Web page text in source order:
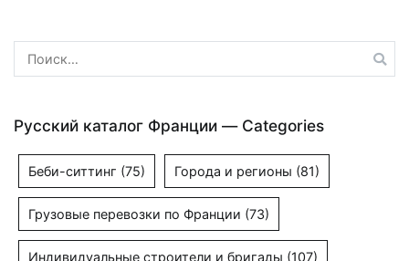
Найти:
Русский каталог Франции — Categories
Беби-ситтинг (75) Города и регионы (81)
Грузовые перевозки по Франции (73)
Индивидуальные строители и бригады (107)